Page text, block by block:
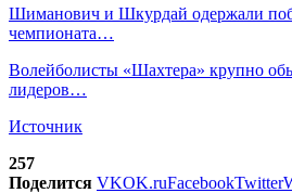
Шиманович и Шкурдай одержали
чемпионата…
Волейболисты «Шахтера» крупно
лидеров…
Источник
257
Поделится VKOK.ruFacebookTwitter